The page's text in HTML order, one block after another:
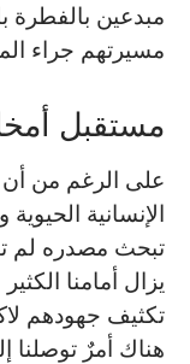
مبدعين بالفطرة
مسيرتهم جراء
مستقبل
على الرغم من أن
الإنسانية
تبحث مصدره لم
يزال أمامنا
تكثيف جهودهم
هناك أمرٌ توصلنا